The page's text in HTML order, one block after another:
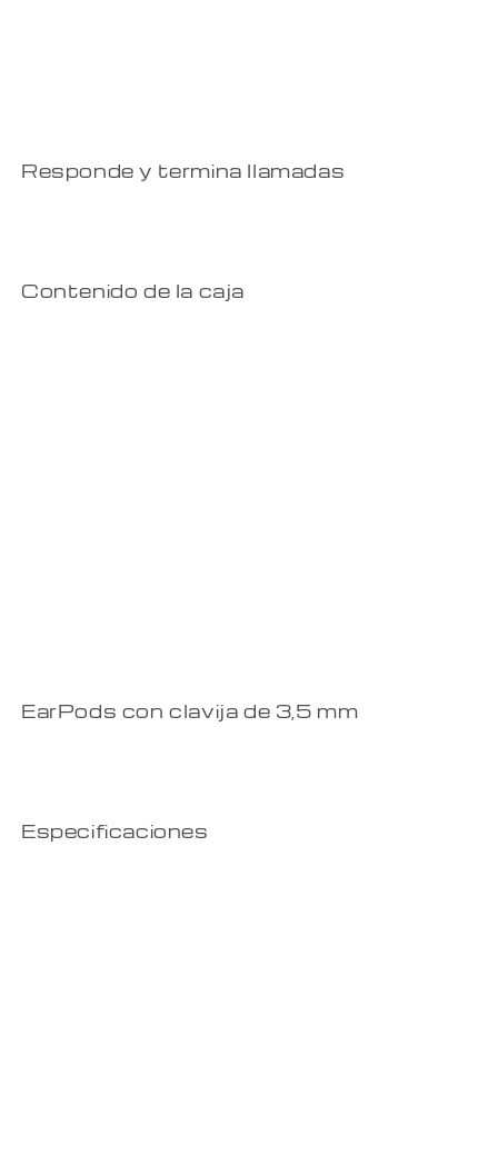
Responde y termina llamadas
Contenido de la caja
EarPods con clavija de 3,5 mm
Especificaciones